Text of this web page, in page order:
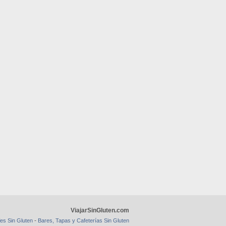
ViajarSinGluten.com
Sin Gluten - Bares, Tapas y Cafeterías Sin Gluten